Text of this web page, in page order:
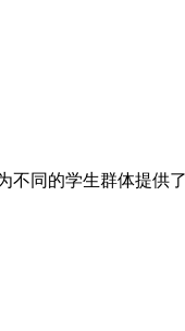
不同的学生群体提供